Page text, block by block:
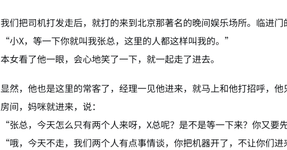
我们把司机打发走后，就打的来到北京那著名的晚间娱乐场所。临进门
“小X，等一下你就叫我张总，这里的人都这样叫我的。”
本女看了他一眼，会心地笑了一下，就一起走了进去。
显然，他也是这里的常客了，经理一见他进来，就马上和他打招呼，
房间，妈咪就进来，说：
“张总，今天怎么只有两个人来呀，X总呢？是不是等一下来？你又要
“哦，今天不走，我们两个人有点事情谈，你把机器开了，不让你们